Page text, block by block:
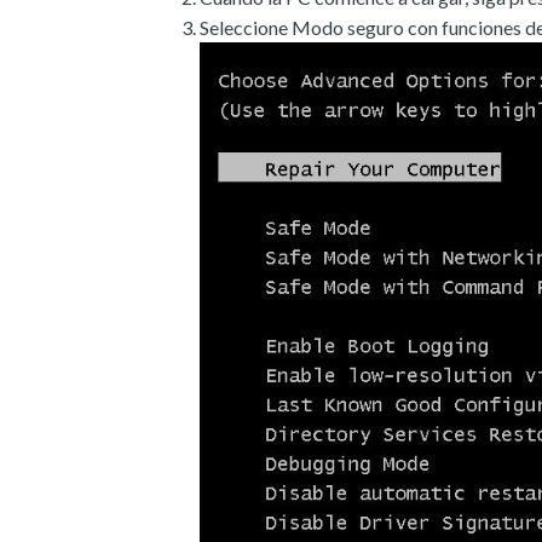
Seleccione Modo seguro con funciones